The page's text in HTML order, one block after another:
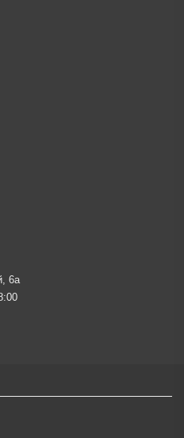
6а